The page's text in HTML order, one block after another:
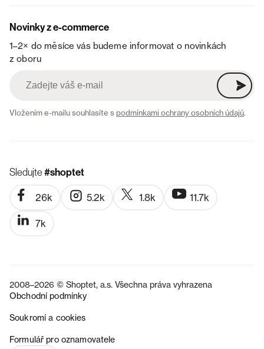
Novinky z e-commerce
1–2× do měsíce vás budeme informovat o novinkách
z oboru
Vložením e-mailu souhlasíte spodmínkami ochrany osobních údajů.
Sledujte#shoptet
26k 5.2k 1.8k 11.7k
7k
2008–2026 © Shoptet, a.s. Všechna práva vyhrazena
Obchodní podmínky
Soukromí a cookies
Formulář pro oznamovatele